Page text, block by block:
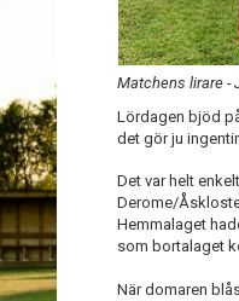
Matchens lirare -
Lördagen bjöd
det gör ju
Det var helt
Derome/
Hemmalaget
som bortalaget
När domaren